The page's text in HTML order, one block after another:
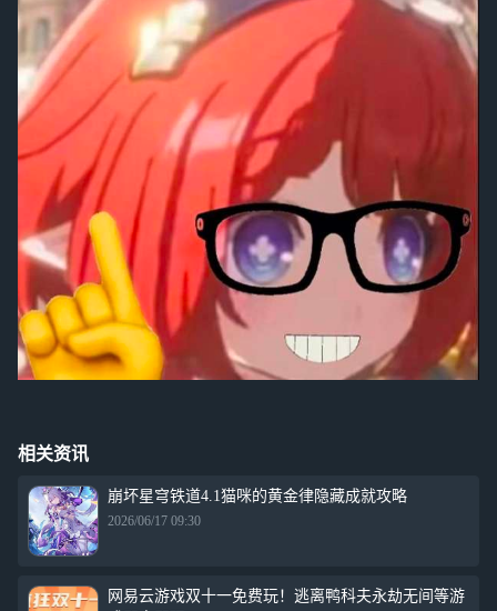
相关资讯
崩坏星穹铁道4.1猫咪的黄金律隐藏成就攻略
2026/06/17 09:30
网易云游戏双十一免费玩！逃离鸭科夫永劫无间等游